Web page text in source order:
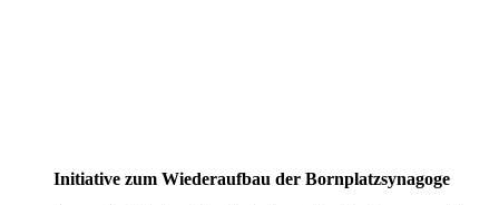
Initiative zum Wiederaufbau der Bornplatzsynagoge